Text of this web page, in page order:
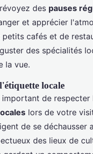
des pauses
et apprécier
petits cafés et de
des spécialités
la vue.
locale
important de respecter
lors de votre
de se déchausser
des lieux de